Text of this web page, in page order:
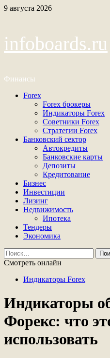
Перейти
9 августа 2026
infoboards.ru
Финансы
Основное
Forex
Forex брокеры
Индикаторы Forex
Советники Forex
Стратегии Forex
Банковский сектор
Автокредиты
Банковские карты
Депозиты
Кредитование
Бизнес
Инвестиции
Лизинг
Недвижимость
Ипотека
Тендеры
Экономика
Найти:
Смотреть онлайн
Индикаторы Forex
Индикаторы
Форекс: что
использовать